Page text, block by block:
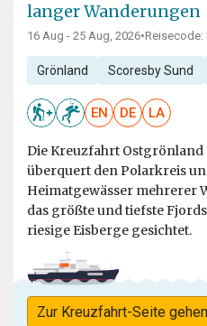
langer Wanderungen
16 Aug - 25 Aug, 2026•Reisecode:
Grönland Scoresby Sund
EN DE LA
Die Kreuzfahrt Ostgrönland
überquert den Polarkreis
Heimatgewässer mehrerer
das größte und tiefste
riesige Eisberge gesichtet.
Zur Kreuzfahrt-Seite gehen